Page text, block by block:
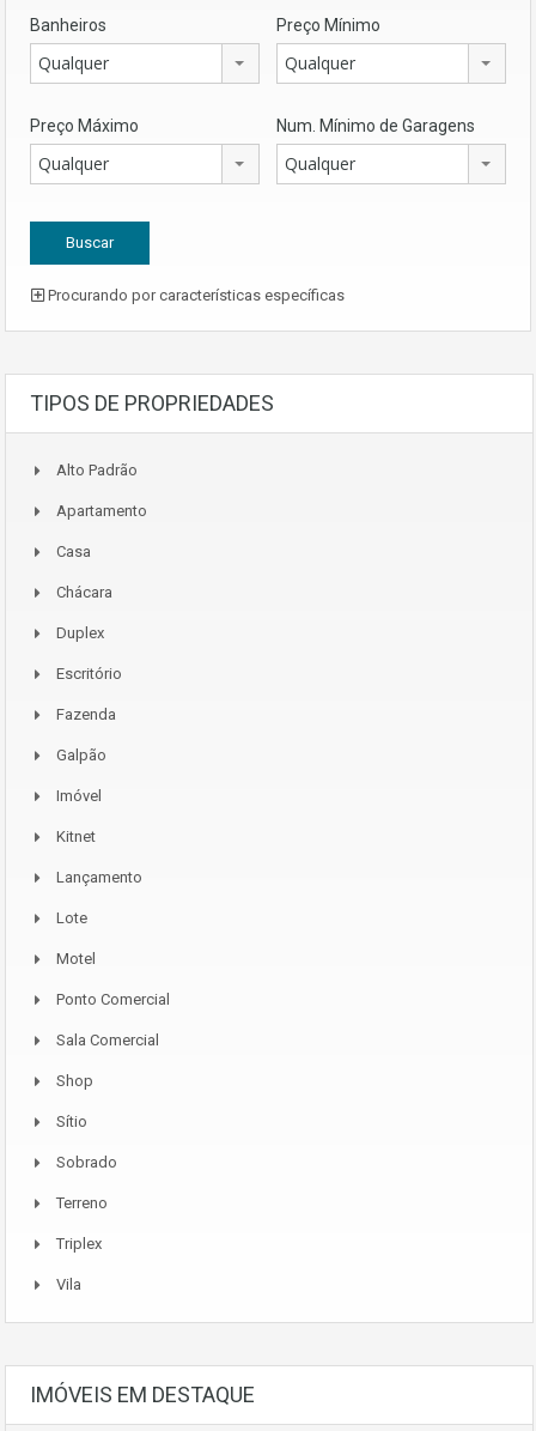
Banheiros
Qualquer
Preço Mínimo
Qualquer
Preço Máximo
Qualquer
Num. Mínimo de Garagens
Qualquer
Procurando por características específicas
TIPOS DE PROPRIEDADES
Alto Padrão
Apartamento
Casa
Chácara
Duplex
Escritório
Fazenda
Galpão
Imóvel
Kitnet
Lançamento
Lote
Motel
Ponto Comercial
Sala Comercial
Shop
Sítio
Sobrado
Terreno
Triplex
Vila
IMÓVEIS EM DESTAQUE